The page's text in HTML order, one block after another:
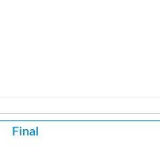
Final